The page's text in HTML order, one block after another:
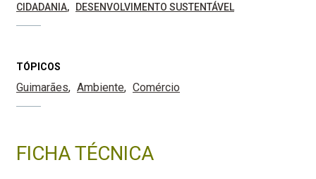
CIDADANIA
DESENVOLVIMENTO SUSTENTÁVEL
TÓPICOS
Guimarães Ambiente Comércio
FICHA TÉCNICA